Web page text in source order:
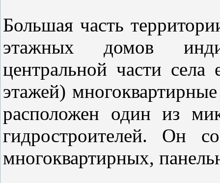
Большая часть
этажных домов
центральной части
этажей)
расположен один из
гидростроителей. Он
многоквартирных,